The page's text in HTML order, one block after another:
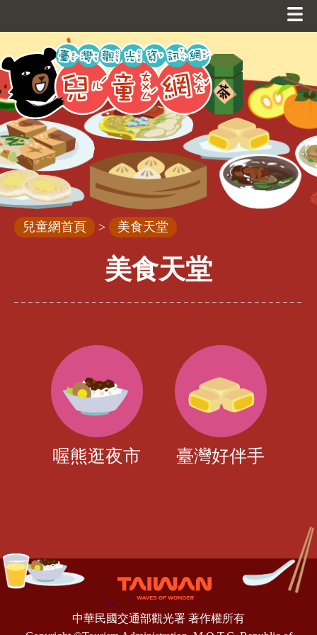
到
要
內
容
區
塊
兒童網首頁 > 美食天堂
美食天堂
喔熊逛夜市 臺灣好伴手
:::
中華民國交通部觀光署 著作權所有